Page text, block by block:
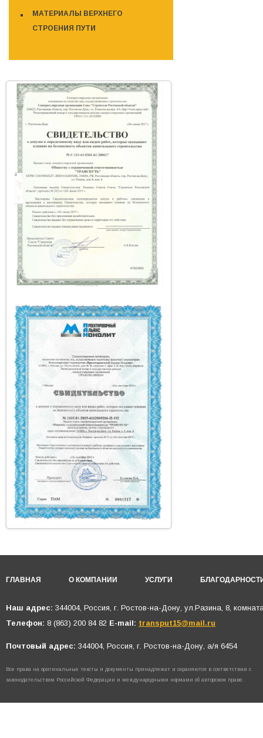
МАТЕРИАЛЫ ВЕРХНЕГО
СТРОЕНИЯ ПУТИ
ГЛАВНАЯ О КОМПАНИИ УСЛУГИ
Наш адрес: 344004, Россия, г. Ростов-на-Дону, ул.Разина, 8,
Телефон: 8 (863) 200 84 82 E-mail: transput15@mail.ru
Почтовый адрес: 344004, Россия, г. Ростов-на-Дону, а/я 6454
Все права на оригинальные тексты и документы принадлежат и охраняются в соответствии с
законодательством Российской Федерации и международными нормами об авторском праве.